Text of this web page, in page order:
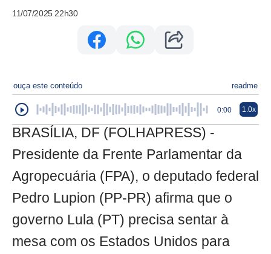
11/07/2025 22h30
ouça este conteúdo readme
0:00 1.0x
BRASÍLIA, DF (FOLHAPRESS) -
Presidente da Frente Parlamentar da
Agropecuária (FPA), o deputado federal
Pedro Lupion (PP-PR) afirma que o
governo Lula (PT) precisa sentar à
mesa com os Estados Unidos para